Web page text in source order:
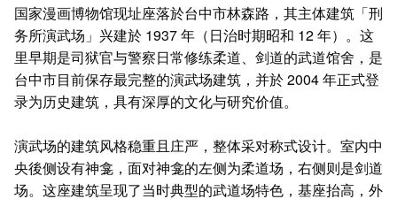
国家漫画博物馆现址座落於台中市林森路，其主体建筑「刑
务所演武场」兴建於 1937 年（日治时期昭和 12 年）。这
里早期是司狱官与警察日常修练柔道、剑道的武道馆舍，是
台中市目前保存最完整的演武场建筑，并於 2004 年正式登
录为历史建筑，具有深厚的文化与研究价值。
演武场的建筑风格稳重且庄严，整体采对称式设计。室内中
央後侧设有神龛，面对神龛的左侧为柔道场，右侧则是剑道
场。这座建筑呈现了当时典型的武道场特色，基座抬高，外